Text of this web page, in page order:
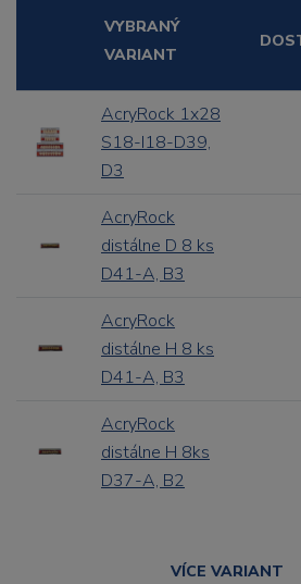
VYBRANÝ
VARIANT
AcryRock 1x28
S18-I18-D39,
D3
AcryRock
distálne D 8 ks
D41-A, B3
AcryRock
distálne H 8 ks
D41-A, B3
AcryRock
distálne H 8ks
D37-A, B2
VÍCE VARIANT